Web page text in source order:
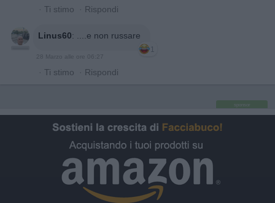
· Ti stimo · Rispondi
Linus60: ....e non russare
1
28 Marzo alle ore 06:27
· Ti stimo · Rispondi